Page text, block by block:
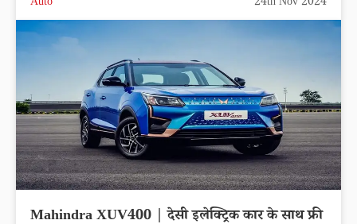
Mahindra XUV400 | देसी इलेक्ट्रिक कार के साथ फ्री